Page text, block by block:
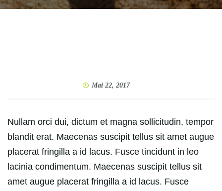
Mai 22, 2017
Nullam orci dui, dictum et magna sollicitudin, tempor
blandit erat. Maecenas suscipit tellus sit amet augue
placerat fringilla a id lacus. Fusce tincidunt in leo
lacinia condimentum. Maecenas suscipit tellus sit
amet augue placerat fringilla a id lacus. Fusce